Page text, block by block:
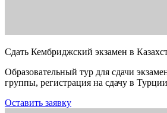
Сдать Кембриджский экзамен в
Образовательный тур для сдачи
группы, регистрация на сдачу в Турции
Оставить заявку